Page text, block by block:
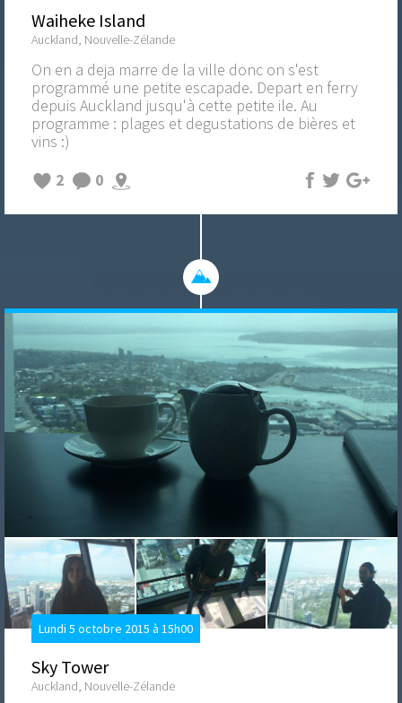
Waiheke Island
Auckland, Nouvelle-Zélande
On en a deja marre de la ville donc on s'est
programmé une petite escapade. Depart en ferry
depuis Auckland jusqu'à cette petite ile. Au
programme : plages et degustations de bières et
vins :)
2
0
Lundi 5 octobre 2015 à 15h00
Sky Tower
Auckland, Nouvelle-Zélande